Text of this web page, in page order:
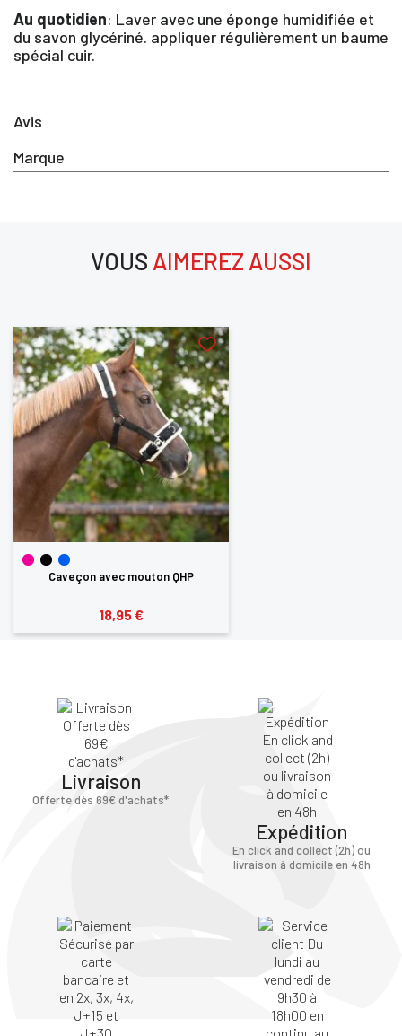
Avis
Marque
Au quotidien: Laver avec une éponge humidifiée et
du savon glycériné. appliquer régulièrement un baume
spécial cuir.
VOUS AIMEREZ AUSSI
Caveçon avec mouton QHP
18,95 €
Livraison
Offerte dès 69€ d'achats*
Expédition
En click and collect (2h) ou
livraison à domicile en 48h
votre liste d'envie
CONNECTER